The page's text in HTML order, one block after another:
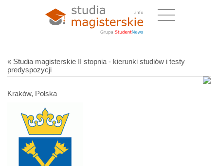
« Studia magisterskie II stopnia - kierunki studiów i testy
predyspozycji
Kraków, Polska